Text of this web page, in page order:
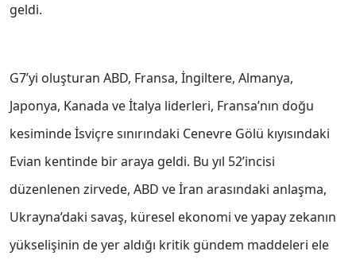
geldi.
G7’yi oluşturan ABD, Fransa, İngiltere, Almanya,
Japonya, Kanada ve İtalya liderleri, Fransa’nın doğu
kesiminde İsviçre sınırındaki Cenevre Gölü kıyısındaki
Evian kentinde bir araya geldi. Bu yıl 52’incisi
düzenlenen zirvede, ABD ve İran arasındaki anlaşma,
Ukrayna’daki savaş, küresel ekonomi ve yapay zekanın
yükselişinin de yer aldığı kritik gündem maddeleri ele